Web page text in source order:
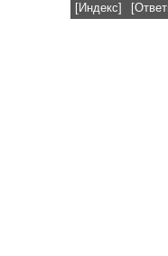
[Индекс]